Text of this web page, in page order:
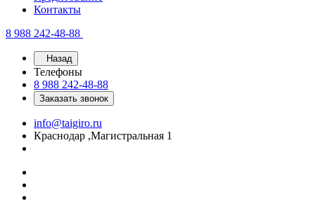
Контакты
8 988 242-48-88
Назад
Телефоны
8 988 242-48-88
Заказать звонок
info@taigiro.ru
Краснодар ,Магистральная 1